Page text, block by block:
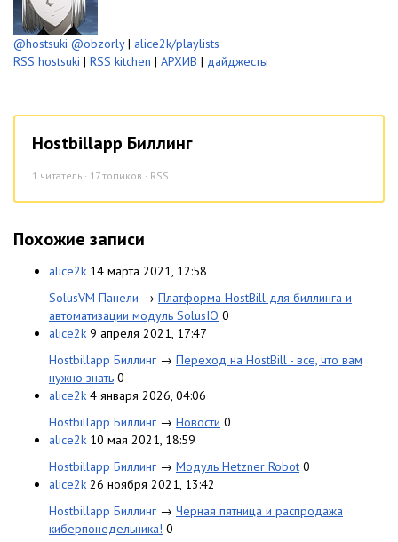
@hostsuki @obzorly| alice2k/playlists
RSS hostsuki | RSS kitchen | АРХИВ | дайджесты
Hostbillapp Биллинг
1 читатель · 17 топиков · RSS
Похожие записи
alice2k 14 марта 2021, 12:58
SolusVM Панели → Платформа HostBill для биллинга и
автоматизации модуль SolusIO 0
alice2k 9 апреля 2021, 17:47
Hostbillapp Биллинг → Переход на HostBill - все, что вам
нужно знать 0
alice2k 4 января 2026, 04:06
Hostbillapp Биллинг → Новости 0
alice2k 10 мая 2021, 18:59
Hostbillapp Биллинг → Модуль Hetzner Robot 0
alice2k 26 ноября 2021, 13:42
Hostbillapp Биллинг → Черная пятница и распродажа
киберпонедельника! 0